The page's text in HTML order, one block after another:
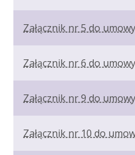
Załącznik nr 5 do
Załącznik nr 6 do
Załącznik nr 9 do
Załącznik nr 10 do